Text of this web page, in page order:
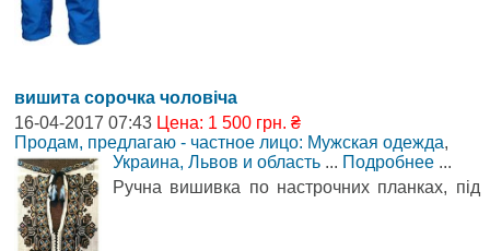
вишита сорочка чоловiча
16-04-2017 07:43 Цена: 1 500 грн. ₴
Продам, предлагаю - частное лицо: Мужская одежда,
Украина, Львов и область ... Подробнее ...
Ручна вишивка по настрочних планках, пiд